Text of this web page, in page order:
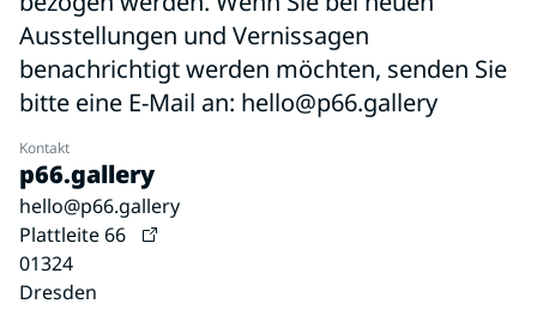
Ausstellungen und Vernissagen
benachrichtigt werden möchten, senden Sie
bitte eine E-Mail an: hello@p66.gallery
Kontakt
p66.gallery
hello@p66.gallery
Plattleite 66
01324
Dresden